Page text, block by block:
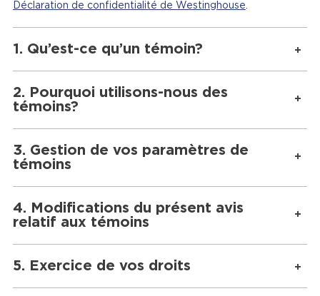
Déclaration de confidentialité de Westinghouse.
1. Qu’est-ce qu’un témoin?
2. Pourquoi utilisons-nous des
témoins?
3. Gestion de vos paramètres de
témoins
4. Modifications du présent avis
relatif aux témoins
5. Exercice de vos droits